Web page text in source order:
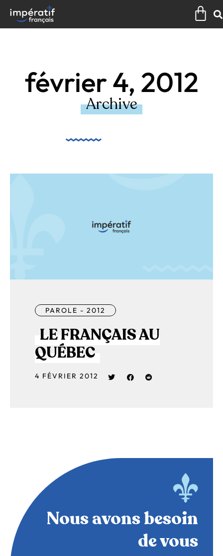
contenu
février 4, 2012
Archive
PAROLE - 2012
LE FRANÇAIS AU
QUÉBEC
4 FÉVRIER 2012
Nous avons besoin
de vous